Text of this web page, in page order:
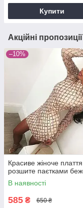
Купити
Акційні
–10%
Красиве жіноче плаття
розшите паєтками
В наявності
585 ₴ 650 ₴